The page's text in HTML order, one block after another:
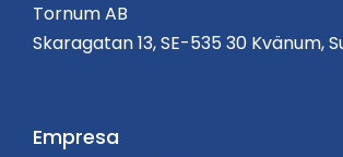
Tornum AB
Skaragatan 13, SE-535 30 Kvänum,
Empresa